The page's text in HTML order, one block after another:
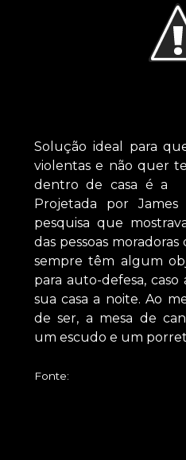
Solução ideal para
violentas e não quer
dentro de casa é a
Projetada por
pesquisa que
das pessoas
sempre têm algum
para auto-defesa,
sua casa a noite. Ao
de ser, a mesa de
um escudo e um
Fonte: